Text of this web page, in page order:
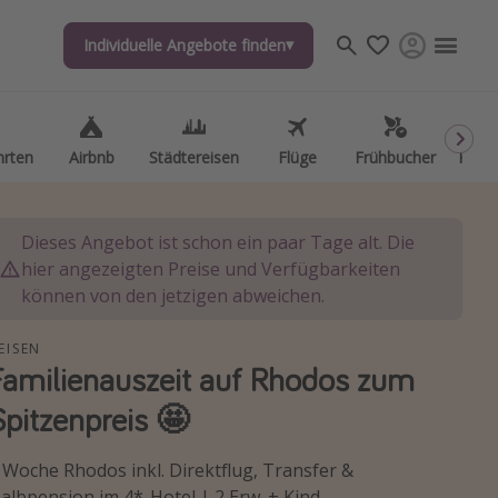
Individuelle Angebote finden
Airbnb Städtereisen Flüge Frühbucher
Individuelle Angebote finden
Airbnb Städtereisen Flüge Frühbucher
Dieses Angebot ist schon ein paar Tage alt. Die
hier angezeigten Preise und Verfügbarkeiten
können von den jetzigen abweichen.
auf Rhodos zum
🤩
Woche Rhodos inkl. Direktflug, Transfer &